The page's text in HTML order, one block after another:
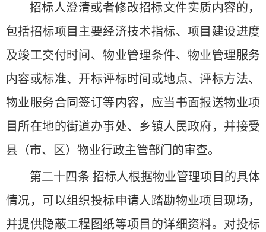
招标人澄清或者修改招标文件实质内容的，
包括招标项目主要经济技术指标、项目建设进度
及竣工交付时间、物业管理条件、物业管理服务
内容或标准、开标评标时间或地点、评标方法、
物业服务合同签订等内容，应当书面报送物业项
目所在地的街道办事处、乡镇人民政府，并接受
县（市、区）物业行政主管部门的审查。
第二十四条 招标人根据物业管理项目的具体
情况，可以组织投标申请人踏勘物业项目现场，
并提供隐蔽工程图纸等项目的详细资料。对投标